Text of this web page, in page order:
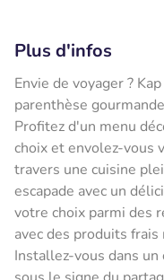
Plus d'infos
Envie de voyager ?
parenthèse
Profitez d'un menu
choix et envolez-vous
travers une cuisine
escapade avec un
votre choix parmi des
avec des produits
Installez-vous dans